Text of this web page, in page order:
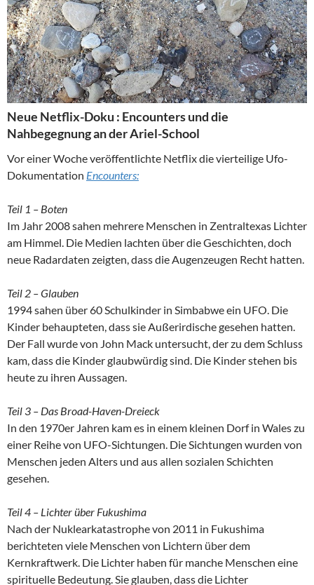
Neue Netflix-Doku : Encounters und die
Nahbegegnung an der Ariel-School
Vor einer Woche veröffentlichte Netflix die vierteilige Ufo-
Dokumentation Encounters:
Teil 1 – Boten
Im Jahr 2008 sahen mehrere Menschen in Zentraltexas Lichter
am Himmel. Die Medien lachten über die Geschichten, doch
neue Radardaten zeigten, dass die Augenzeugen Recht hatten.
Teil 2 – Glauben
1994 sahen über 60 Schulkinder in Simbabwe ein UFO. Die
Kinder behaupteten, dass sie Außerirdische gesehen hatten.
Der Fall wurde von John Mack untersucht, der zu dem Schluss
kam, dass die Kinder glaubwürdig sind. Die Kinder stehen bis
heute zu ihren Aussagen.
Teil 3 – Das Broad-Haven-Dreieck
In den 1970er Jahren kam es in einem kleinen Dorf in Wales zu
einer Reihe von UFO-Sichtungen. Die Sichtungen wurden von
Menschen jeden Alters und aus allen sozialen Schichten
gesehen.
Teil 4 – Lichter über Fukushima
Nach der Nuklearkatastrophe von 2011 in Fukushima
berichteten viele Menschen von Lichtern über dem
Kernkraftwerk. Die Lichter haben für manche Menschen eine
spirituelle Bedeutung. Sie glauben, dass die Lichter